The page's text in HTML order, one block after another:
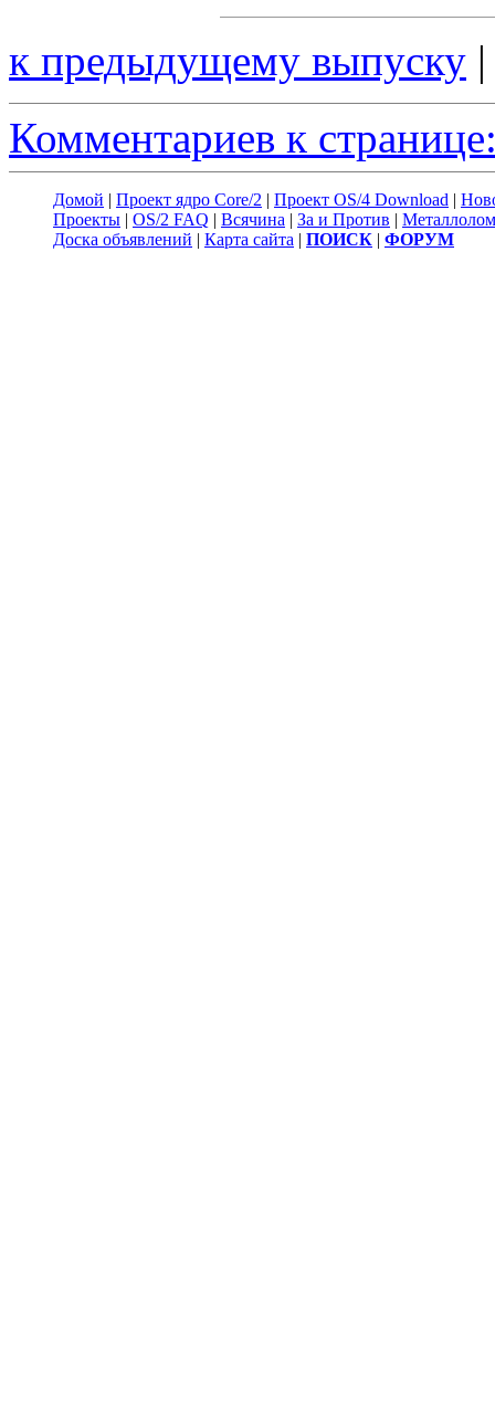
к предыдущему выпуску
Комментариев к
Домой | Проект ядро Core/2 | Проект OS/4 Download |
Проекты | OS/2 FAQ | Всячина | За и Против | Металлолом
Доска объявлений | Карта сайта | ПОИСК | ФОРУМ